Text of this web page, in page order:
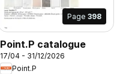
Page 398
Point.P catalogue
17/04 - 31/12/2026
Point.P